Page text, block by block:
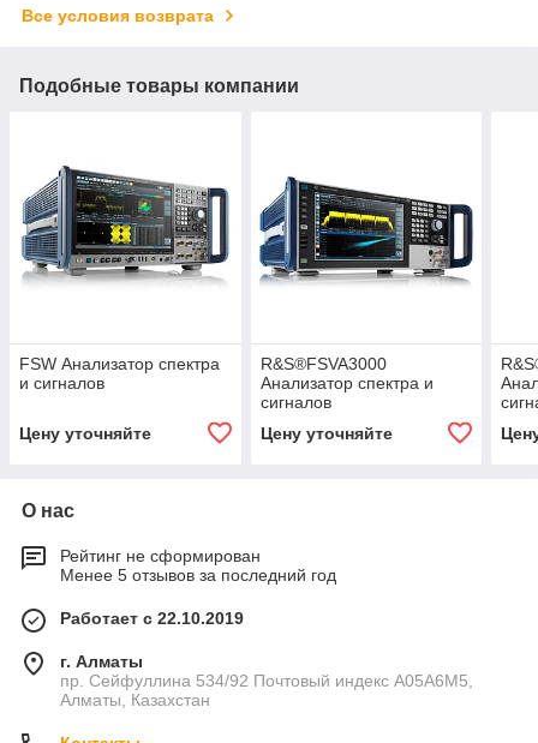
Все условия возврата
Подобные товары компании
FSW Анализатор спектра
и сигналов
Цену уточняйте
R&S®FSVA3000
Анализатор спектра и
сигналов
Цену уточняйте
О нас
Рейтинг не сформирован
Менее 5 отзывов за последний год
Работает с 22.10.2019
г. Алматы
пр. Сейфуллина 534/92 Почтовый индекс A05A6M5,
Алматы, Казахстан